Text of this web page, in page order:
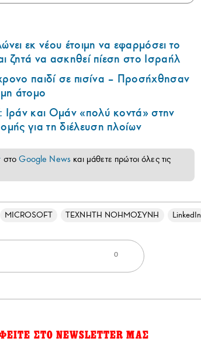
εκ νέου έτοιμη να εφαρμόσει το
ζητά να ασκηθεί πίεση στο Ισραήλ
παιδί σε πισίνα – Προσήχθησαν
άτομο
και Ομάν «πολύ κοντά» στην
για τη διέλευση πλοίων
στοGoogle News και μάθετε πρώτοι όλες τις
MICROSOFT ΤΕΧΝΗΤΗ ΝΟΗΜΟΣΥΝΗ LinkedIn
0
ΣΤΟ NEWSLETTER ΜΑΣ